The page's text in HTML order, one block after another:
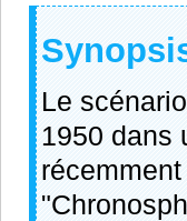
Le
1950 dans